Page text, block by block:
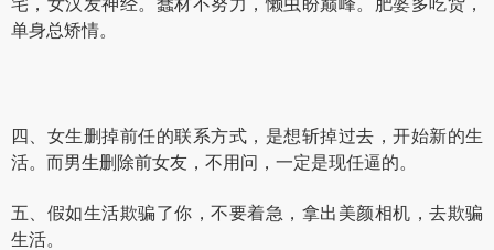
宅，女汉发神经。蠢材不努力，懒虫盼巅峰。肥婆多吃货，
单身总矫情。
四、女生删掉前任的联系方式，是想斩掉过去，开始新的生
活。而男生删除前女友，不用问，一定是现任逼的。
五、假如生活欺骗了你，不要着急，拿出美颜相机，去欺骗
生活。